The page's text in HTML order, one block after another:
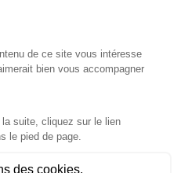
(CGV)
notre Newsletter